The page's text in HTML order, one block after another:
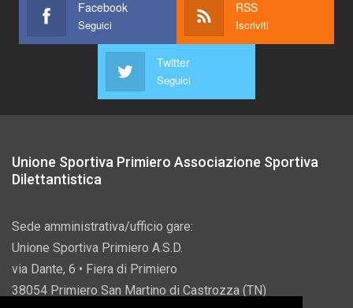
Facebook
Seguici
RSS
Iscriviti
Twitter
Seguici
Unione Sportiva Primiero Associazione Sportiva
Dilettantistica
Sede amministrativa/ufficio gare:
Unione Sportiva Primiero A.S.D.
via Dante, 6 • Fiera di Primiero
38054 Primiero San Martino di Castrozza (TN)